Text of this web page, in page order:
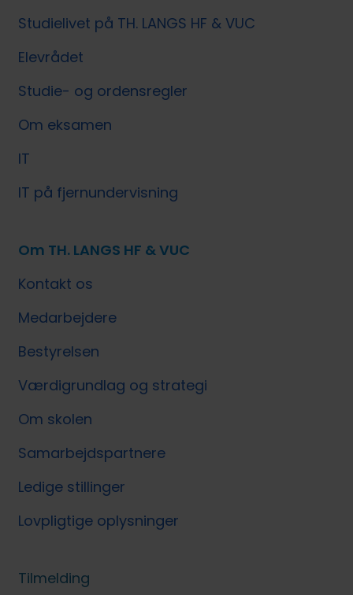
Studielivet på TH. LANGS HF & VUC
Elevrådet
Studie- og ordensregler
Om eksamen
IT
IT på fjernundervisning
Om TH. LANGS HF & VUC
Kontakt os
Medarbejdere
Bestyrelsen
Værdigrundlag og strategi
Om skolen
Samarbejdspartnere
Ledige stillinger
Lovpligtige oplysninger
Tilmelding